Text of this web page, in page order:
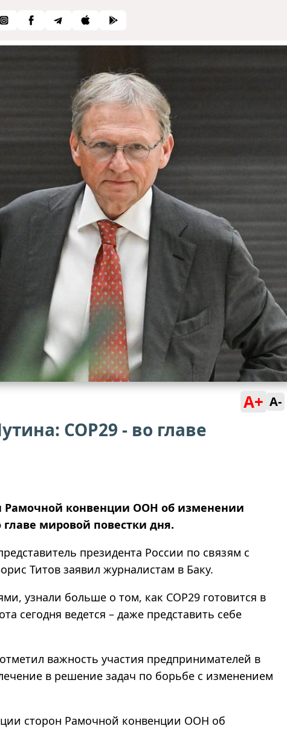
A+ A-
COP29 - во главе
Рамочной конвенции ООН об изменении
главе мировой повестки дня.
президента России по связям с
Титов заявил журналистам в Баку.
узнали больше о том, как COP29 готовится в
сегодня ведется – даже представить себе
важность участия предпринимателей в
в решение задач по борьбе с изменением
сторон Рамочной конвенции ООН об